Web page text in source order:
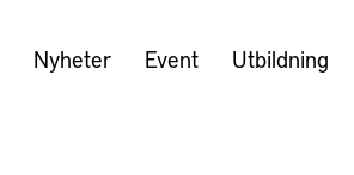
Nyheter Event Utbildning